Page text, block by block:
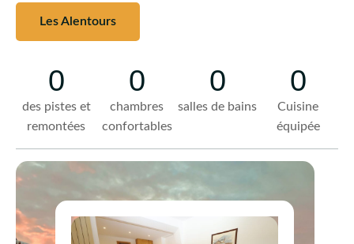
Les Alentours
0
des pistes et
remontées
0
chambres
confortables
0
salles de bains
0
Cuisine
équipée